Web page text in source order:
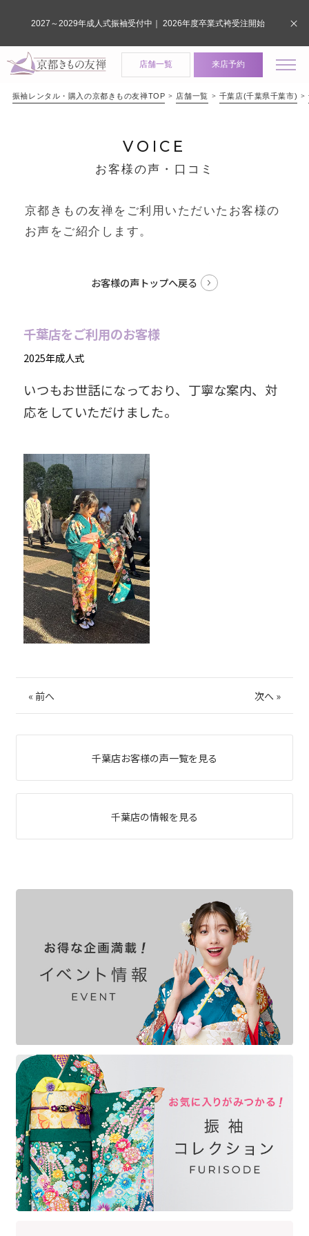
店舗一覧 来店予約
振袖レンタル・購入の京都きもの友禅TOP 店舗一覧 千葉店(千葉県千葉市)
VOICE
お客様の声・口コミ
京都きもの友禅をご利用いただいたお客様の
お声をご紹介します。
お客様の声トップへ戻る
千葉店をご利用のお客様
2025年成人式
いつもお世話になっており、丁寧な案内、対
応をしていただけました。
« 前へ 次へ »
千葉店お客様の声一覧を見る
千葉店の情報を見る
2027～2029年成人式振袖受付中｜ 2026年度卒業式袴受注開始